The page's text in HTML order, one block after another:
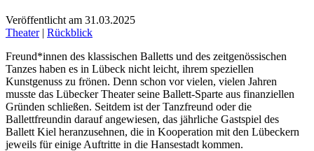
Veröffentlicht am 31.03.2025
Theater| Rückblick
Freund*innen des klassischen Balletts und des zeitgenössischen
Tanzes haben es in Lübeck nicht leicht, ihrem speziellen
Kunstgenuss zu frönen. Denn schon vor vielen, vielen Jahren
musste das Lübecker Theater seine Ballett-Sparte aus finanziellen
Gründen schließen. Seitdem ist der Tanzfreund oder die
Ballettfreundin darauf angewiesen, das jährliche Gastspiel des
Ballett Kiel heranzusehnen, die in Kooperation mit den Lübeckern
jeweils für einige Auftritte in die Hansestadt kommen.